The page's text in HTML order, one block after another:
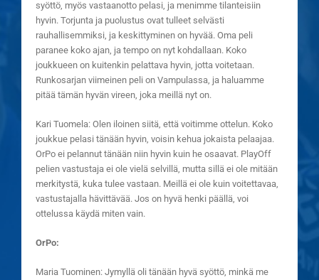
syöttö, myös vastaanotto pelasi, ja menimme tilanteisiin
hyvin. Torjunta ja puolustus ovat tulleet selvästi
rauhallisemmiksi, ja keskittyminen on hyvää. Oma peli
paranee koko ajan, ja tempo on nyt kohdallaan. Koko
joukkueen on kuitenkin pelattava hyvin, jotta voitetaan.
Runkosarjan viimeinen peli on Vampulassa, ja haluamme
pitää tämän hyvän vireen, joka meillä nyt on.
Kari Tuomela: Olen iloinen siitä, että voitimme ottelun. Koko
joukkue pelasi tänään hyvin, voisin kehua jokaista pelaajaa.
OrPo ei pelannut tänään niin hyvin kuin he osaavat. PlayOff
pelien vastustaja ei ole vielä selvillä, mutta sillä ei ole mitään
merkitystä, kuka tulee vastaan. Meillä ei ole kuin voitettavaa,
vastustajalla hävittävää. Jos on hyvä henki päällä, voi
ottelussa käydä miten vain.
OrPo:
Maria Tuominen: Jymyllä oli tänään hyvä syöttö, minkä me